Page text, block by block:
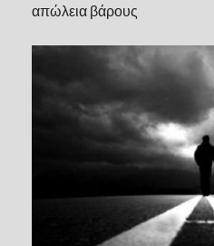
απώλεια βάρους